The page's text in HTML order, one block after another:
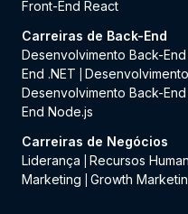
Front-End React
Carreiras de Back-End
Desenvolvimento Back-End
End .NET
Desenvolvimento Back-
End Node.js
Carreiras de Negócios
Liderança
Recursos
Marketing
Growth